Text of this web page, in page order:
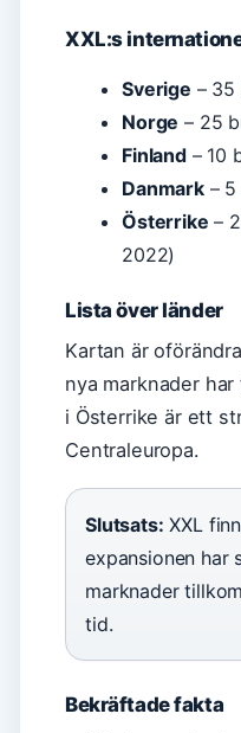
XXL:s
Sverige – 35
Norge – 25
Finland– 10
Danmark– 5
Österrike –
2022)
Lista över länder
Kartan är
nya marknader
i Österrike är ett
Centraleuropa.
Slutsats: XXL
expansionen har
marknader
tid.
Bekräftade fakta